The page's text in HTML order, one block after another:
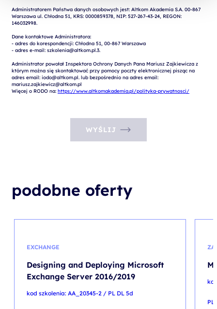
Administratorem Państwa danych osobowych jest: Altkom Akademia S.A. 00-867
Warszawa ul. Chłodna 51, KRS: 0000859378, NIP: 527-267-43-24, REGON:
146032998.
Dane kontaktowe Administratora:
- adres do korespondencji: Chłodna 51, 00-867 Warszawa
- adres e-mail: szkolenia@altkom.pl.3.
Administrator powołał Inspektora Ochrony Danych Pana Mariusz Zajkiewicza z
którym można się skontaktować przy pomocy poczty elektronicznej pisząc na
adres email: iodo@altkom.pl. lub bezpośrednio na adres email:
mariusz.zajkiewicz@altkom.pl
Więcej o RODO na: https://www.altkomakademia.pl/polityka-prywatnosci/
WYŚLIJ
podobne oferty
EXCHANGE
Designing and Deploying Microsoft
Exchange Server 2016/2019
kod szkolenia: AA_20345-2 / PL DL 5d
PL